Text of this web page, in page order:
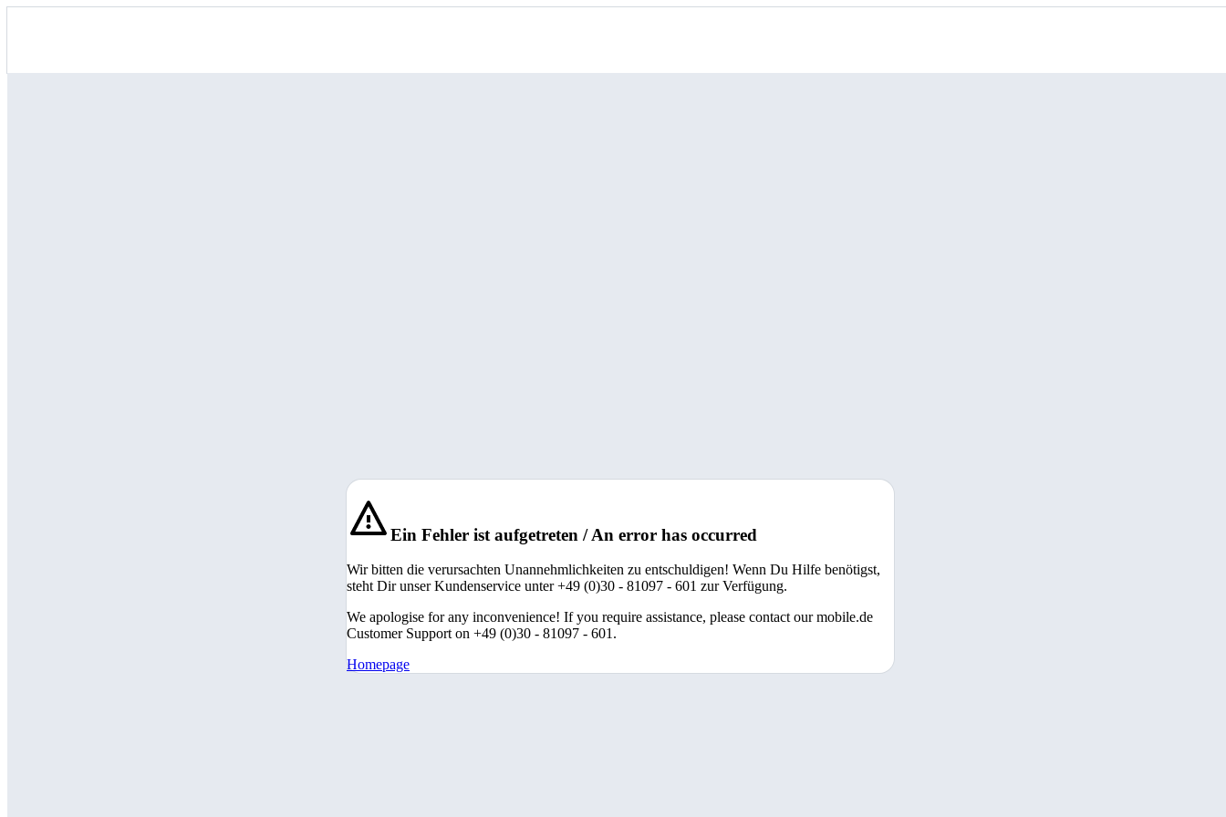
Ein Fehler ist aufgetreten / An error has occurred
Wir bitten die verursachten Unannehmlichkeiten zu entschuldigen! Wenn Du Hilfe benötigst,
steht Dir unser Kundenservice unter +49 (0)30 - 81097 - 601 zur Verfügung.
We apologise for any inconvenience! If you require assistance, please contact our mobile.de
Customer Support on +49 (0)30 - 81097 - 601.
Homepage